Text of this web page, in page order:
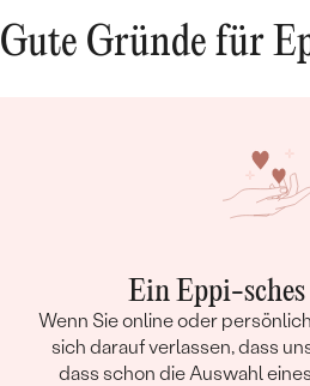
Gute Gründe für
Ein Eppi-
Wenn Sie online oder
sich darauf verlassen, dass
dass schon die Auswahl